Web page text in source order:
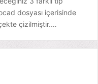
dosyası içerisinde
çizilmiştir.…